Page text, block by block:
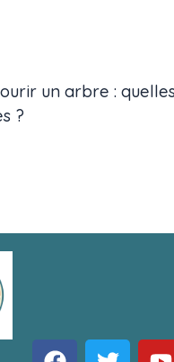
un arbre :
?
F
T
Y